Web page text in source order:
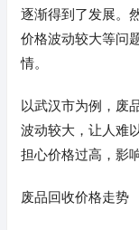
逐渐得到了发展。
价格波动较大等问
情。
以武汉市为例，废
波动较大，让人难
担心价格过高，影
废品回收价格走势